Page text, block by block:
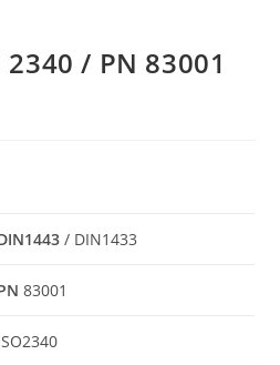
/ PN 83001
/ DIN1433
83001